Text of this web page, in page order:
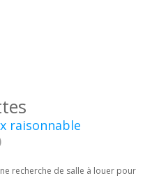
raisonnable
recherche de salle à louer pour